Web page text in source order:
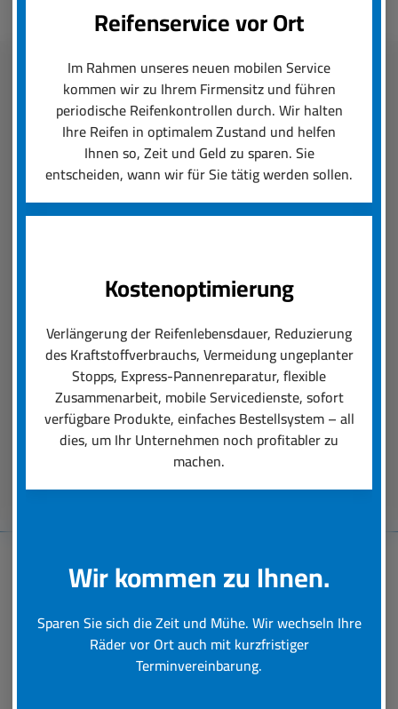
Fleetmanagement
boxenstop24 e.K. übernimmt zuverlässig und
schnell das Reifenmanagement Ihres Fuhrparks.
Ob saisonal bedingter Wechsel von Rädern und
Reifen oder die Konfiguration von Felgen und
Der boxenstop24 e.K. Fleet Service ist das, was
ausmacht. Unsere Dienstleistungen reichen von
der Auswahl der für den Einsatz perfekt
passenden Reifen über deren Montage bis hin zu
schneller Hilfe bei einer Reifen-Panne.
Beratungstermin vereinbaren
Baumaschinen-
Reifenservice
Reifenservice vor Ort
Im Rahmen unseres neuen mobilen Service
kommen wir zu Ihrem Firmensitz und führen
periodische Reifenkontrollen durch. Wir halten
Ihre Reifen in optimalem Zustand und helfen
Ihnen so, Zeit und Geld zu sparen. Sie
entscheiden, wann wir für Sie tätig werden sollen.
Kostenoptimierung
Verlängerung der Reifenlebensdauer, Reduzierung
des Kraftstoffverbrauchs, Vermeidung ungeplanter
Stopps, Express-Pannenreparatur, flexible
Zusammenarbeit, mobile Servicedienste, sofort
verfügbare Produkte, einfaches Bestellsystem – all
dies, um Ihr Unternehmen noch profitabler zu
machen.
Wir kommen zu Ihnen.
Sparen Sie sich die Zeit und Mühe. Wir wechseln Ihre
Räder vor Ort auch mit kurzfristiger
Terminvereinbarung.